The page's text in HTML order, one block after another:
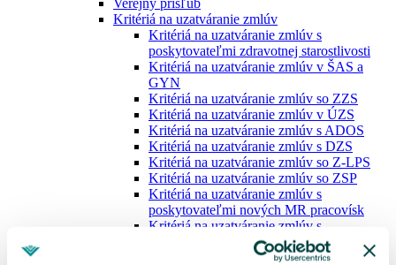
Verejný prísľub
Kritériá na uzatváranie zmlúv
Kritériá na uzatváranie zmlúv s
poskytovateľmi zdravotnej starostlivosti
Kritériá na uzatváranie zmlúv v ŠAS a
GYN
Kritériá na uzatváranie zmlúv so ZZS
Kritériá na uzatváranie zmlúv v ÚZS
Kritériá na uzatváranie zmlúv s ADOS
Kritériá na uzatváranie zmlúv s DZS
Kritériá na uzatváranie zmlúv so Z-LPS
Kritériá na uzatváranie zmlúv so ZSP
Kritériá na uzatváranie zmlúv s
poskytovateľmi nových MR pracovísk
Kritériá na uzatváranie zmlúv s
poskytovateľmi nových CT pracovísk